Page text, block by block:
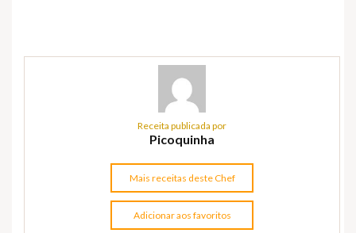
Receita publicada por
Picoquinha
Mais receitas deste Chef
Adicionar aos favoritos